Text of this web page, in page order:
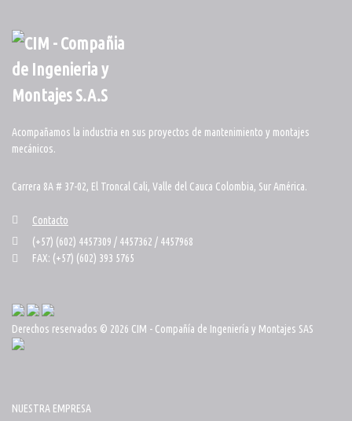
Acompañamos la industria en sus proyectos de mantenimiento y montajes
mecánicos.
Carrera 8A # 37-02, El Troncal Cali, Valle del Cauca Colombia, Sur América.
Contacto
(+57) (602) 4457309 / 4457362 / 4457968
FAX: (+57) (602) 393 5765
Derechos reservados © 2026 CIM - Compañía de Ingeniería y Montajes SAS
NUESTRA EMPRESA